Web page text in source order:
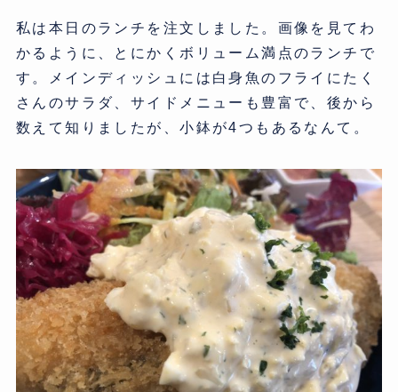
私は本日のランチを注文しました。画像を見てわ
かるように、とにかくボリューム満点のランチで
す。メインディッシュには白身魚のフライにたく
さんのサラダ、サイドメニューも豊富で、後から
数えて知りましたが、小鉢が4つもあるなんて。